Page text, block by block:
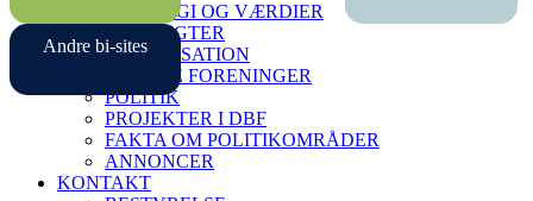
Andre bi-sites
STRATEGI OG VÆRDIER
VEDTÆGTER
ORGANISATION
LOKALE FORENINGER
POLITIK
PROJEKTER I DBF
FAKTA OM POLITIKOMRÅDER
ANNONCER
KONTAKT